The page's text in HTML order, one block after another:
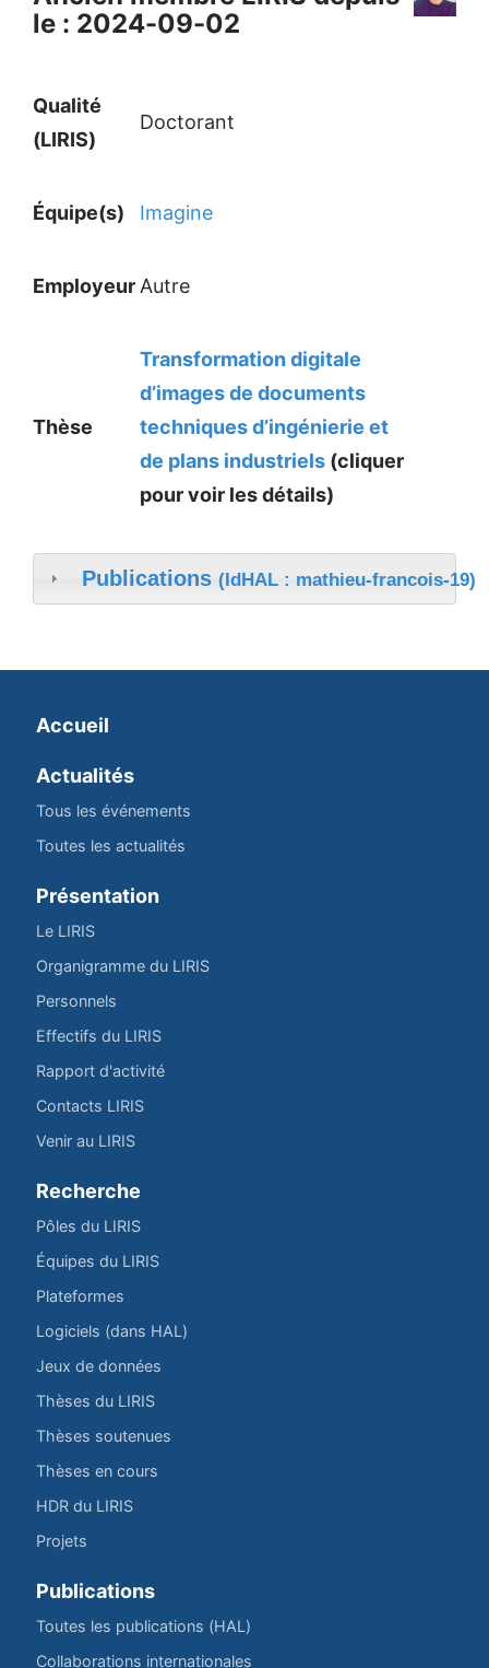
le : 2024-09-02
Qualité
(LIRIS)
Doctorant
Équipe(s) Imagine
Employeur Autre
Thèse
Transformation digitale
d’images de documents
techniques d’ingénierie et
de plans industriels (cliquer
pour voir les détails)
Publications (IdHAL : mathieu-francois-19)
Accueil
Actualités
Tous les événements
Toutes les actualités
Présentation
Le LIRIS
Organigramme du LIRIS
Personnels
Effectifs du LIRIS
Rapport d'activité
Contacts LIRIS
Venir au LIRIS
Recherche
Pôles du LIRIS
Équipes du LIRIS
Plateformes
Logiciels (dans HAL)
Jeux de données
Thèses du LIRIS
Thèses soutenues
Thèses en cours
HDR du LIRIS
Projets
Publications
Toutes les publications (HAL)
Collaborations internationales